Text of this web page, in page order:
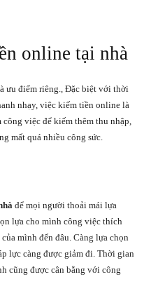
online tại nhà
ưu điểm riêng., Đặc biệt với thời
nhạy, việc kiếm tiền online là
việc để kiếm thêm thu nhập,
mất quá nhiều công sức.
để mọi người thoải mái lựa
lựa cho mình công việc thích
mình đến đâu. Càng lựa chọn
lực càng được giảm đi. Thời gian
cũng được cân bằng với công